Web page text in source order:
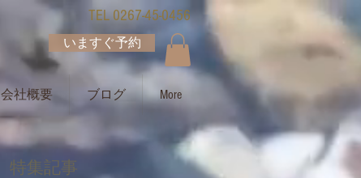
TEL 0267-45-0456
いますぐ予約
会社概要 ブログ More
特集記事